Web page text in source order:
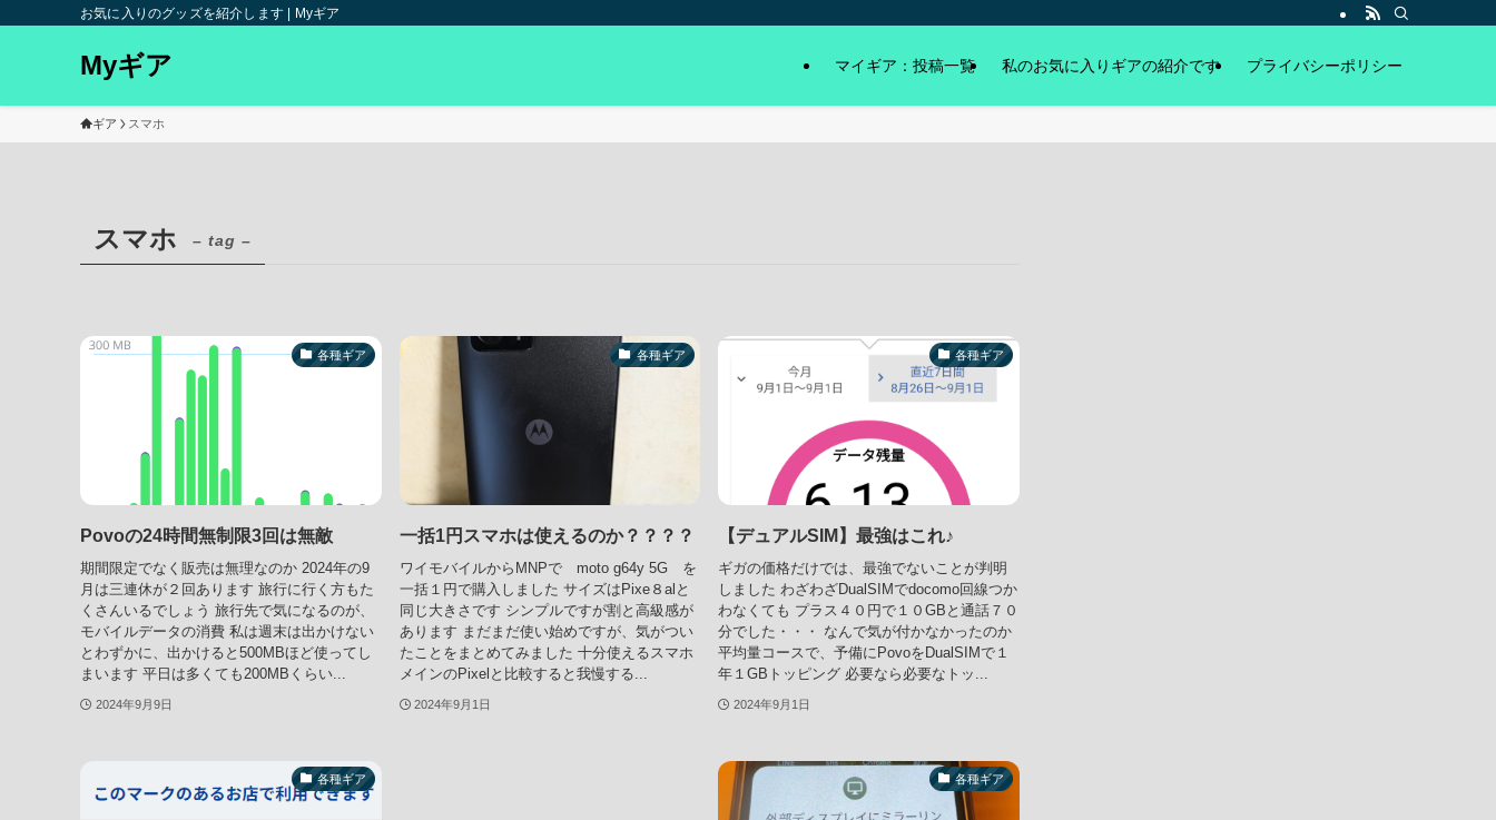
お気に入りのグッズを紹介します | Myギア
Myギア マイギア：投稿一覧 私のお気に入りギアの紹介です プライバシーポリシー
ギア スマホ
スマホ – tag –
各種ギア
Povoの24時間無制限3回は無敵
期間限定でなく販売は無理なのか 2024年の9
月は三連休が２回あります 旅行に行く方もた
くさんいるでしょう 旅行先で気になるのが、
モバイルデータの消費 私は週末は出かけない
とわずかに、出かけると500MBほど使ってし
まいます 平日は多くても200MBくらい...
2024年9月9日
各種ギア
一括1円スマホは使えるのか？？？？
ワイモバイルからMNPで moto g64y 5G を
一括１円で購入しました サイズはPixe８alと
同じ大きさです シンプルですが割と高級感が
あります まだまだ使い始めですが、気がつい
たことをまとめてみました 十分使えるスマホ
メインのPixelと比較すると我慢する...
2024年9月1日
各種ギア
【デュアルSIM】最強はこれ♪
ギガの価格だけでは、最強でないことが判明
しました わざわざDualSIMでdocomo回線つか
わなくても プラス４０円で１０GBと通話７０
分でした・・・ なんで気が付かなかったのか
平均量コースで、予備にPovoをDualSIMで１
年１GBトッピング 必要なら必要なトッ...
2024年9月1日
各種ギア 各種ギア